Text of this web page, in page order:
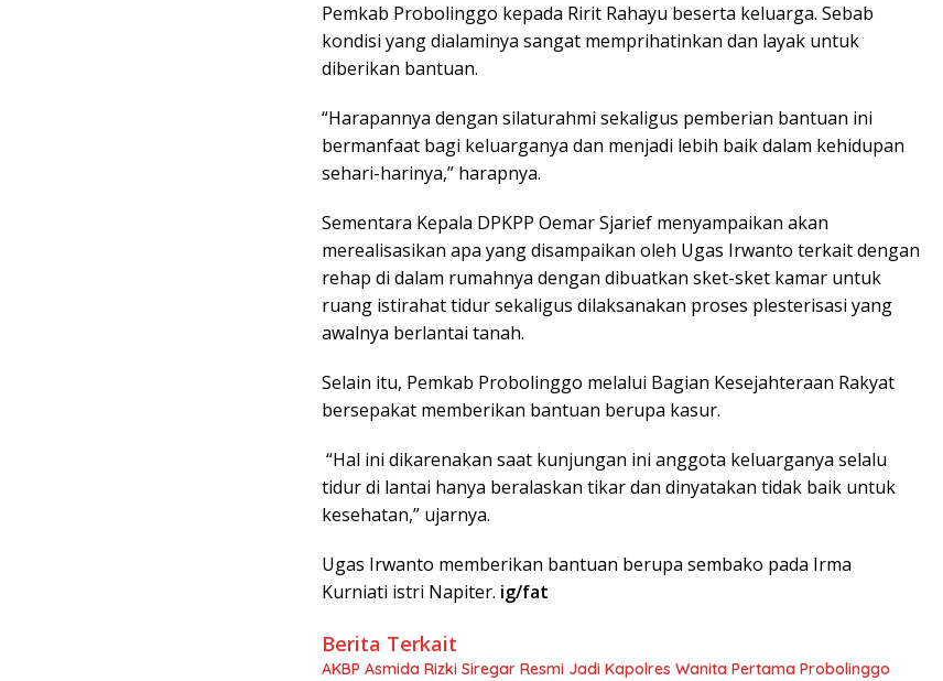
Pemkab Probolinggo kepada Ririt Rahayu beserta keluarga. Sebab
kondisi yang dialaminya sangat memprihatinkan dan layak untuk
diberikan bantuan.
“Harapannya dengan silaturahmi sekaligus pemberian bantuan ini
bermanfaat bagi keluarganya dan menjadi lebih baik dalam kehidupan
sehari-harinya,” harapnya.
Sementara Kepala DPKPP Oemar Sjarief menyampaikan akan
merealisasikan apa yang disampaikan oleh Ugas Irwanto terkait dengan
rehap di dalam rumahnya dengan dibuatkan sket-sket kamar untuk
ruang istirahat tidur sekaligus dilaksanakan proses plesterisasi yang
awalnya berlantai tanah.
Selain itu, Pemkab Probolinggo melalui Bagian Kesejahteraan Rakyat
bersepakat memberikan bantuan berupa kasur.
“Hal ini dikarenakan saat kunjungan ini anggota keluarganya selalu
tidur di lantai hanya beralaskan tikar dan dinyatakan tidak baik untuk
kesehatan,” ujarnya.
Ugas Irwanto memberikan bantuan berupa sembako pada Irma
Kurniati istri Napiter. ig/fat
Berita Terkait
AKBP Asmida Rizki Siregar Resmi Jadi Kapolres Wanita Pertama Probolinggo